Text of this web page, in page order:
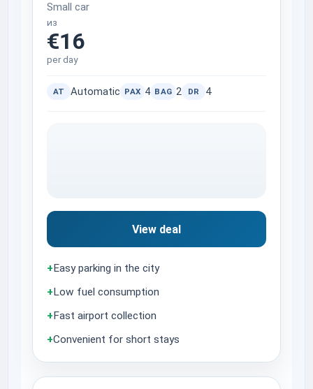
Small car
из
€16
per day
AT Automatic PAX 4 BAG 2 DR 4
View deal
+ Easy parking in the city
+ Low fuel consumption
+ Fast airport collection
+Convenient for short stays